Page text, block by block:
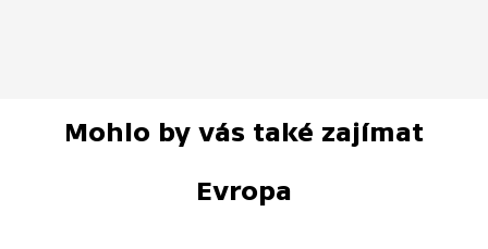
Mohlo by vás také zajímat
Evropa